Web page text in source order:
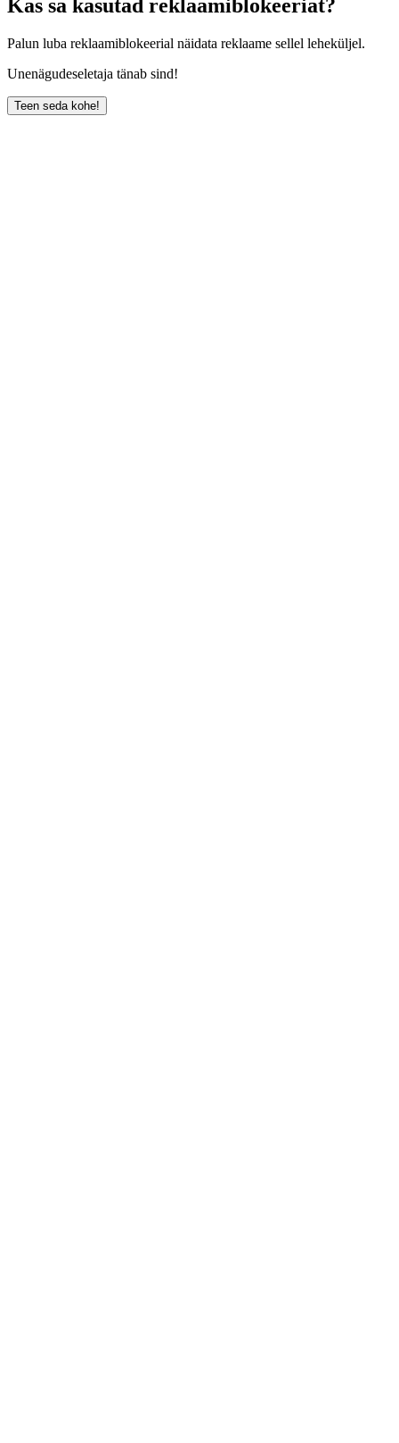
Kas sa kasutad reklaamiblokeeriat?
Palun luba reklaamiblokeerial näidata reklaame sellel leheküljel.
Unenägudeseletaja tänab sind!
Teen seda kohe!